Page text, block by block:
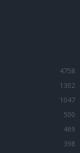
4758
1302
1047
500
469
398